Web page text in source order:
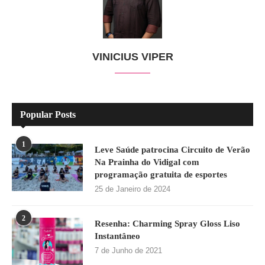
VINICIUS VIPER
Popular Posts
1
Leve Saúde patrocina Circuito de Verão
Na Prainha do Vidigal com
programação gratuita de esportes
25 de Janeiro de 2024
2
Resenha: Charming Spray Gloss Liso
Instantâneo
7 de Junho de 2021